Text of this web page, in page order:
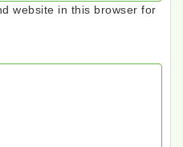
website in this browser for